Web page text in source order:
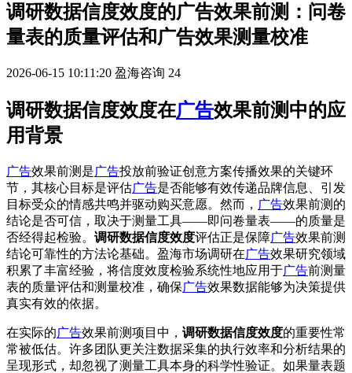
调研数据信度效度的广告效果前测：问卷
量表的质量评估和广告效果测量校准
2026-06-15 10:11:20 盈海咨询 24
调研数据信度效度在广告效果前测中的应
用背景
广告效果前测是广告投放前验证创意方案传播效果的关键环
节，其核心目标是评估广告是否能够有效传递品牌信息、引发
目标受众的情感共鸣并驱动购买意愿。然而， 广告效果前测的
结论是否可信，取决于测量工具——即问卷量表——的质量是
否经得起检验。 调研数据信度效度评估正是保障广告效果前测
结论可靠性的方法论基础。盈海市场调研在广告效果研究领域
积累了丰富经验，将信度效度检验系统性地应用于广告前测量
表的质量评估和测量校准，确保广告效果数据能够为决策提供
真实有效的依据。
在实际的广告效果前测项目中， 调研数据信度效度的重要性常
常被低估。许多团队更关注数据采集的执行效率和分析结果的
呈现形式，却忽视了测量工具本身的科学性验证。如果量表题